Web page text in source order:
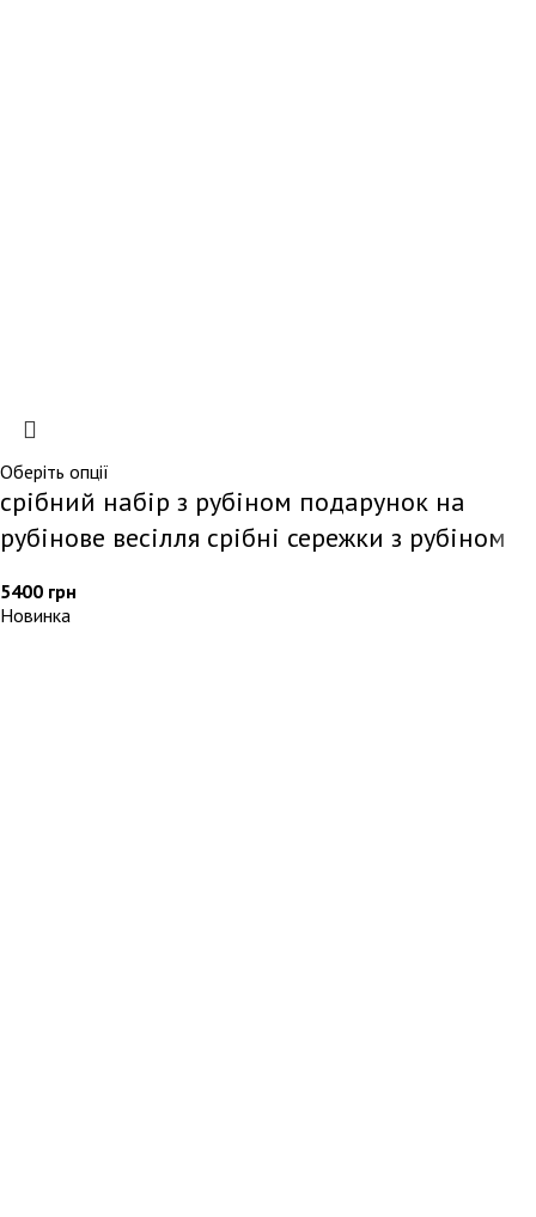
Оберіть опції
срібний набір з рубіном подарунок на
рубінове весілля срібні сережки з рубіном
5400 грн
Новинка